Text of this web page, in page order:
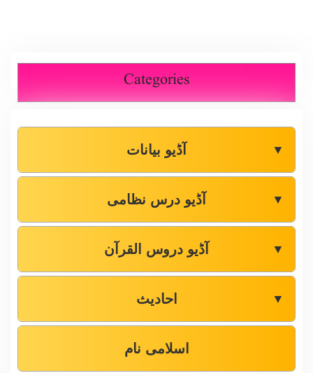
Categories
آڈیو بیانات ▼
آڈیو درس نظامی ▼
آڈیو دروس القرآن ▼
احادیث ▼
اسلامی نام